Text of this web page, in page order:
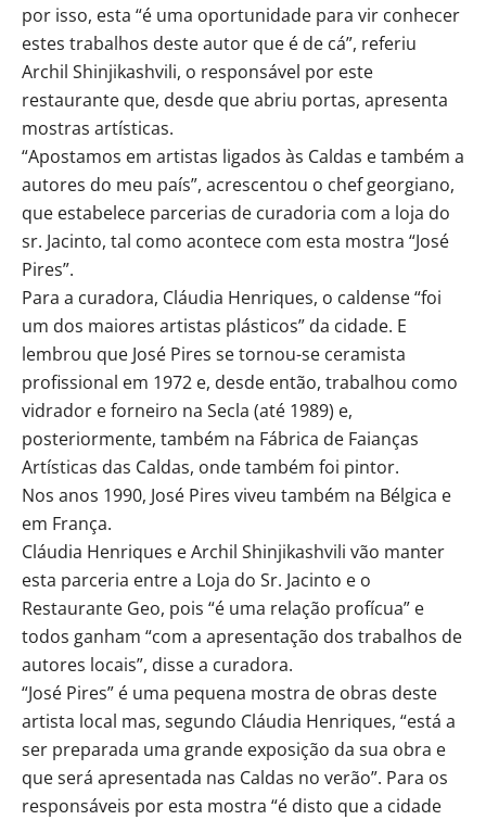
por isso, esta “é uma oportunidade para vir conhecer
estes trabalhos deste autor que é de cá”, referiu
Archil Shinjikashvili, o responsável por este
restaurante que, desde que abriu portas, apresenta
mostras artísticas.
“Apostamos em artistas ligados às Caldas e também a
autores do meu país”, acrescentou o chef georgiano,
que estabelece parcerias de curadoria com a loja do
sr. Jacinto, tal como acontece com esta mostra “José
Pires”.
Para a curadora, Cláudia Henriques, o caldense “foi
um dos maiores artistas plásticos” da cidade. E
lembrou que José Pires se tornou-se ceramista
profissional em 1972 e, desde então, trabalhou como
vidrador e forneiro na Secla (até 1989) e,
posteriormente, também na Fábrica de Faianças
Artísticas das Caldas, onde também foi pintor.
Nos anos 1990, José Pires viveu também na Bélgica e
em França.
Cláudia Henriques e Archil Shinjikashvili vão manter
esta parceria entre a Loja do Sr. Jacinto e o
Restaurante Geo, pois “é uma relação profícua” e
todos ganham “com a apresentação dos trabalhos de
autores locais”, disse a curadora.
“José Pires” é uma pequena mostra de obras deste
artista local mas, segundo Cláudia Henriques, “está a
ser preparada uma grande exposição da sua obra e
que será apresentada nas Caldas no verão”. Para os
responsáveis por esta mostra “é disto que a cidade